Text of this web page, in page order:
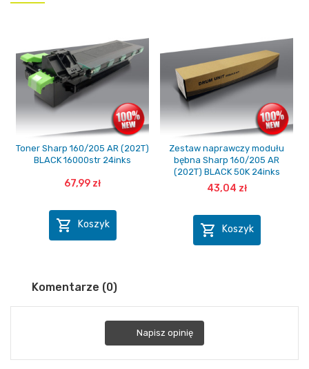
Toner Sharp 160/205 AR (202T)
BLACK 16000str 24inks
67,99 zł
 Koszyk
Zestaw naprawczy modułu
bębna Sharp 160/205 AR
(202T) BLACK 50K 24inks
43,04 zł
 Koszyk
Komentarze (0)
Napisz opinię